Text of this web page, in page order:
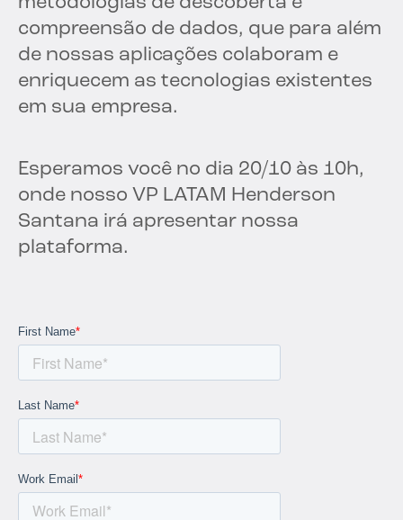
compreensão de dados, que para além
de nossas aplicações colaboram e
enriquecem as tecnologias existentes
em sua empresa.
Esperamos você no dia 20/10 às 10h,
onde nosso VP LATAM Henderson
Santana irá apresentar nossa
plataforma.